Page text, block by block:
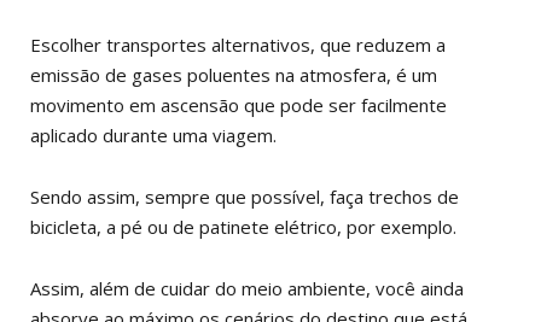
Escolher transportes alternativos, que reduzem a
emissão de gases poluentes na atmosfera, é um
movimento em ascensão que pode ser facilmente
aplicado durante uma viagem.
Sendo assim, sempre que possível, faça trechos de
bicicleta, a pé ou de patinete elétrico, por exemplo.
Assim, além de cuidar do meio ambiente, você ainda